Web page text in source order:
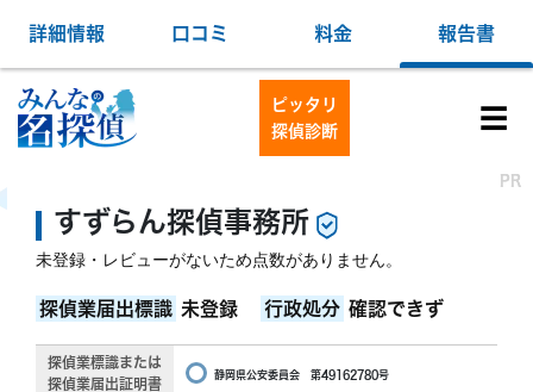
詳細情報 口コミ 料金 報告書
ピッタリ
探偵診断
☰
すずらん探偵事務所
未登録・レビューがないため点数がありません。
探偵業届出標識 未登録 行政処分 確認できず
探偵業標識または
探偵業届出証明書
静岡県公安委員会 第49162780号
PR
PR